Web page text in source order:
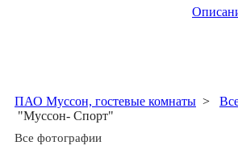
ПАО Муссон, гостевые комнаты >
"Муссон- Спорт"
Все фотографии